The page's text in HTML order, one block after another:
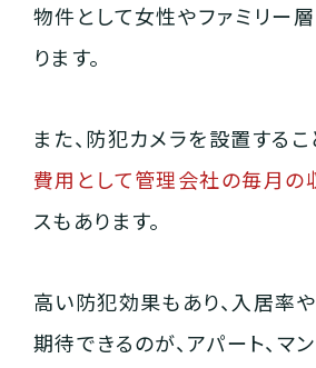
物件として女性やファミリー
ります。
また、防犯カメラを設置するこ
費用として管理会社の毎月の
スもあります。
高い防犯効果もあり、入居率
期待できるのが、アパート、マ